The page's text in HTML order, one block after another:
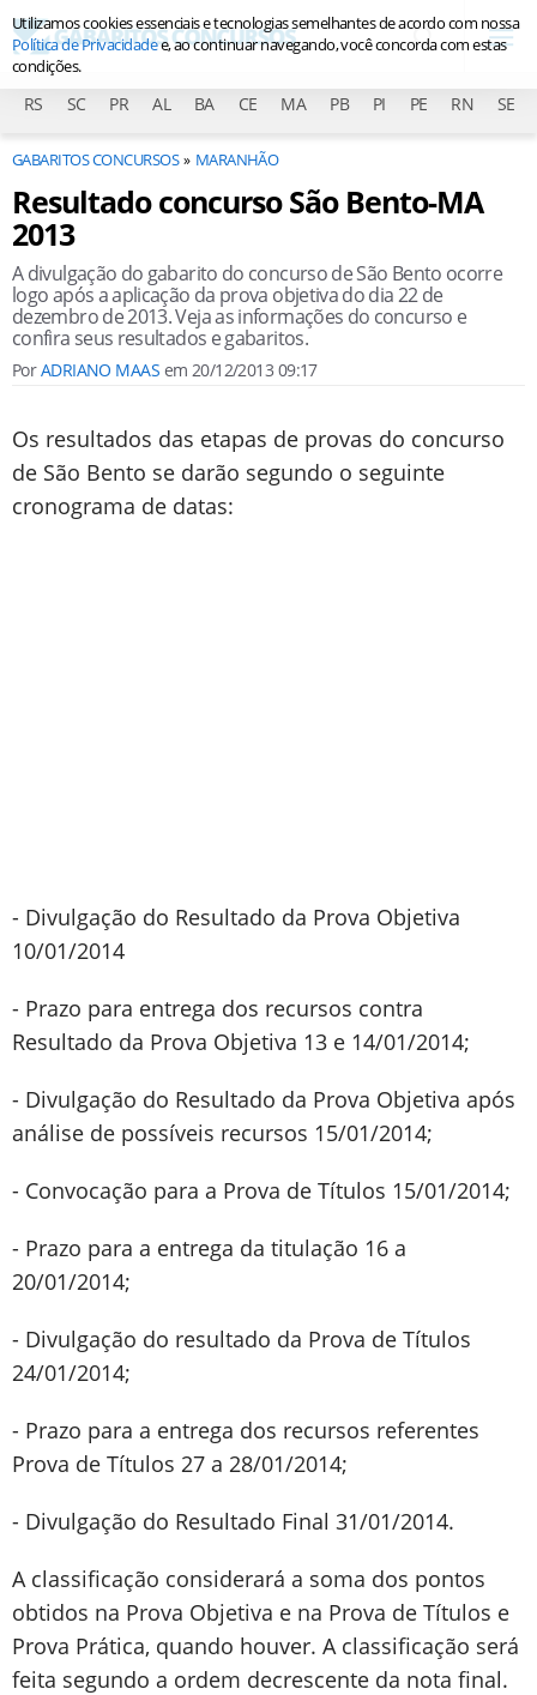
RS SC PR AL BA CE MA PB PI PE RN SE
GABARITOS CONCURSOS MARANHÃO
Resultado concurso São Bento-MA
2013
A divulgação do gabarito do concurso de São Bento ocorre
logo após a aplicação da prova objetiva do dia 22 de
dezembro de 2013. Veja as informações do concurso e
confira seus resultados e gabaritos.
PorADRIANO MAAS em 20/12/2013 09:17
Os resultados das etapas de provas do concurso
de São Bento se darão segundo o seguinte
cronograma de datas:
- Divulgação do Resultado da Prova Objetiva
10/01/2014
- Prazo para entrega dos recursos contra
Resultado da Prova Objetiva 13 e 14/01/2014;
- Divulgação do Resultado da Prova Objetiva após
análise de possíveis recursos 15/01/2014;
- Convocação para a Prova de Títulos 15/01/2014;
- Prazo para a entrega da titulação 16 a
20/01/2014;
- Divulgação do resultado da Prova de Títulos
24/01/2014;
- Prazo para a entrega dos recursos referentes
Prova de Títulos 27 a 28/01/2014;
- Divulgação do Resultado Final 31/01/2014.
A classificação considerará a soma dos pontos
obtidos na Prova Objetiva e na Prova de Títulos e
Prova Prática, quando houver. A classificação será
feita segundo a ordem decrescente da nota final.
Utilizamos cookies essenciais e tecnologias semelhantes de acordo com nossa
Política de Privacidadee, ao continuar navegando, você concorda com estas
condições.